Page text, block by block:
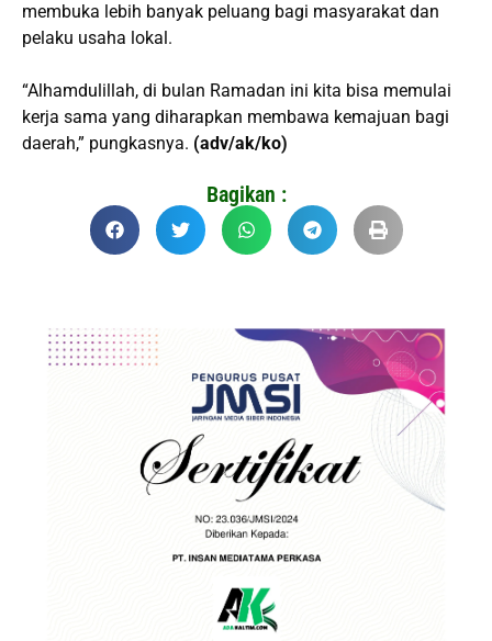
membuka lebih banyak peluang bagi masyarakat dan
pelaku usaha lokal.
“Alhamdulillah, di bulan Ramadan ini kita bisa memulai
kerja sama yang diharapkan membawa kemajuan bagi
daerah,” pungkasnya. (adv/ak/ko)
Bagikan :